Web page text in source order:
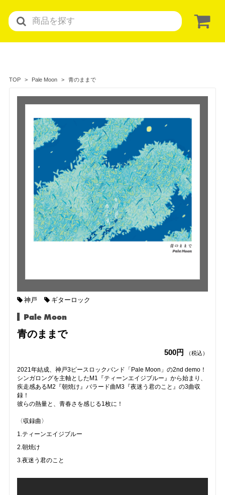
TOP Pale Moon 青のままで
神戸 ギターロック
Pale Moon
青のままで
500円 （税込）
2021年結成、神戸3ピースロックバンド「Pale Moon」の2nd demo！
シンガロングを主軸としたM1『ティーンエイジブルー』から始まり、
疾走感あるM2『朝焼け』バラード曲M3『夜迷う君のこと』の3曲収
録！
彼らの熱量と、青春さを感じる1枚に！
〈収録曲〉
1.ティーンエイジブルー
2.朝焼け
3.夜迷う君のこと